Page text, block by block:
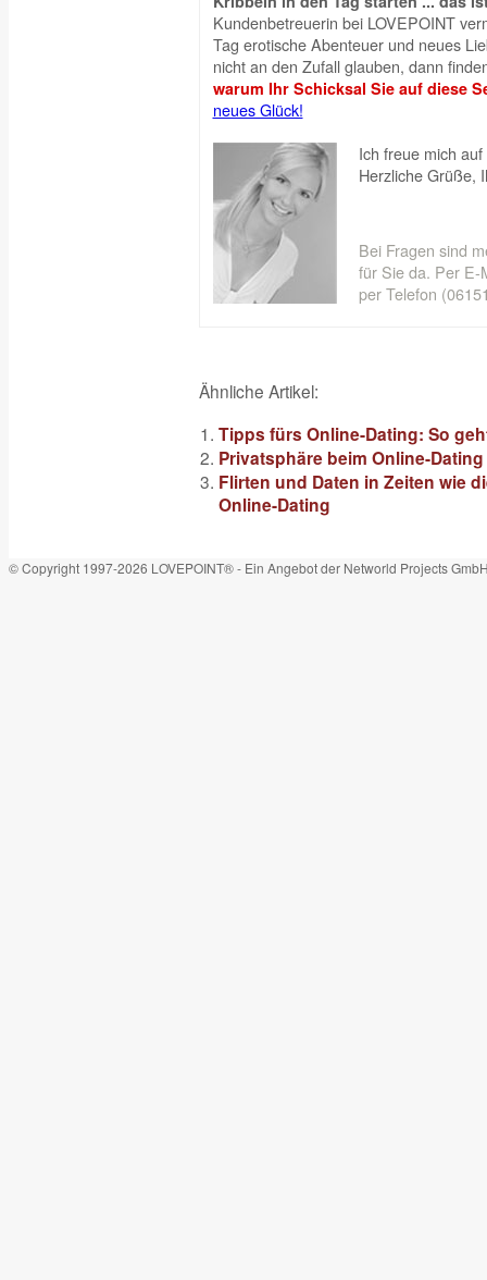
Kundenbetreuerin bei LOVEPOINT
Tag erotische Abenteuer und neues
nicht an den Zufall glauben, dann
warum Ihr Schicksal Sie auf diese
neues Glück!
Ich freue mich auf
Herzliche Grüße,
Bei Fragen sind
für Sie da. Per E-
per Telefon
Ähnliche Artikel:
Tipps fürs Online-Dating: So
Privatsphäre beim Online-Dating
Flirten und Daten in Zeiten wie
Online-Dating
© Copyright 1997-2026 LOVEPOINT® - Ein Angebot der Networld Projects